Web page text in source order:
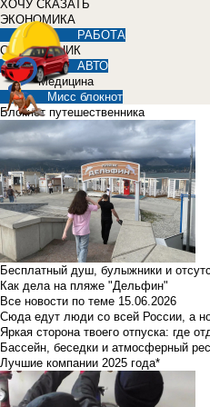
ХОЧУ СКАЗАТЬ
ЭКОНОМИКА
РАБОТА
СПРАВОЧНИК
АВТО
Медицина
Мисс блокнот
Блокнот путешественника
Бесплатный душ, булыжники и
Как дела на пляже "Дельфин"
Все новости по теме 15.06.2026
Сюда едут люди со всей России, а
Яркая сторона твоего отпуска: где
Бассейн, беседки и атмосферный
Лучшие компании 2025 года*